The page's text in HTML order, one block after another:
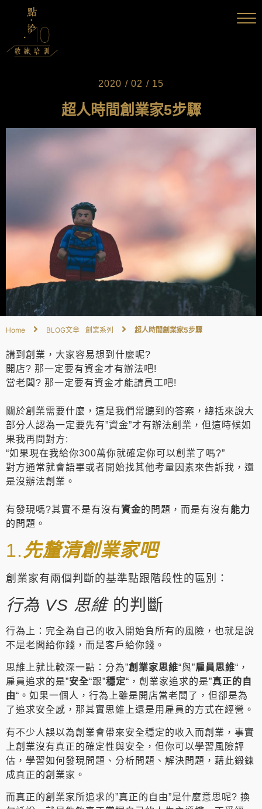
2020 / 02 / 15
超人時間創業家5步驟
Home BLOG文章 創業系列 超人時間創業家5步驟
講到創業，大家容易想到什麼呢?
開店? 那一定要有資金才有辦法吧!
當老闆? 那一定要有資金才能請員工吧!
關於創業需要什麼，這是我們常聽到的答案，總括來說大
部分人認為一定要先有”資金”才有辦法創業，但這時候如
果我再問對方:
“如果現在我給你300萬你就確定你可以創業了嗎?”
對方通常就會語畢或者開始找其他考量因素來告訴我，還
是沒辦法創業。
有發現嗎?其實不是有沒有資金的問題，而是有沒有能力
的問題。
1.先釐清創業家吧
創業家有兩個判斷的基準點跟階段性的區別：
行為 VS 思維的判斷
行為上：完全為自己的收入開始負所有的風險，也就是說
不是老闆給你錢，而是客戶給你錢。
思維上就比較深一點：分為”創業家思維“與”雇員思維“，
雇員追求的是”安全“跟”穩定“，創業家追求的是”真正的自
由“。如果一個人，行為上雖是開店當老闆了，但卻是為
了追求安全感，那其實思維上還是用雇員的方式在經營。
有不少人誤以為創業會帶來安全穩定的收入而創業，事實
上創業沒有真正的確定性與安全，但你可以學習風險評
估，學習如何發現問題、分析問題、解決問題，藉此鍛鍊
成真正的創業家。
而真正的創業家所追求的”真正的自由”是什麼意思呢? 換